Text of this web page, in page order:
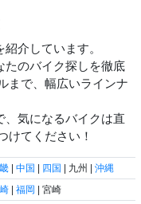
介しています。
たのバイク探しを徹底
まで、幅広いラインナ
、気になるバイクは直
けてください！
| 中国 | 四国 | 九州 | 沖縄
| 福岡 | 宮崎